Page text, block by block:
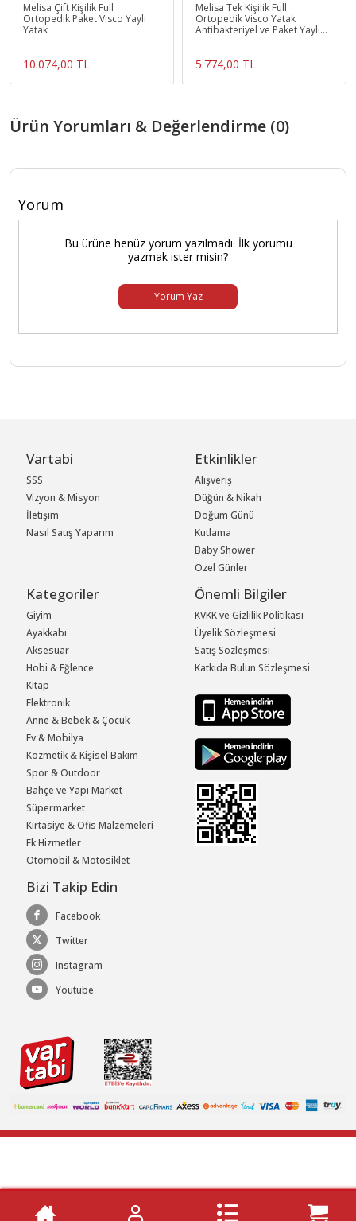
Melisa Çift Kişilik Full
Ortopedik Paket Visco Yaylı
Yatak
10.074,00 TL
Melisa Tek Kişilik Full
Ortopedik Visco Yatak
Antibakteriyel ve Paket Yaylı
5.774,00 TL
Ürün Yorumları & Değerlendirme (0)
Yorum
Bu ürüne henüz yorum yazılmadı. İlk yorumu
yazmak ister misin?
Yorum Yaz
Vartabi
SSS
Vizyon & Misyon
İletişim
Nasıl Satış Yaparım
Etkinlikler
Alışveriş
Düğün & Nikah
Doğum Günü
Kutlama
Baby Shower
Özel Günler
Kategoriler
Giyim
Ayakkabı
Aksesuar
Hobi & Eğlence
Kitap
Elektronik
Anne & Bebek & Çocuk
Ev & Mobilya
Kozmetik & Kişisel Bakım
Spor & Outdoor
Bahçe ve Yapı Market
Süpermarket
Kırtasiye & Ofis Malzemeleri
Ek Hizmetler
Otomobil & Motosiklet
Önemli Bilgiler
KVKK ve Gizlilik Politikası
Üyelik Sözleşmesi
Satış Sözleşmesi
Katkıda Bulun Sözleşmesi
Bizi Takip Edin
Facebook
Twitter
Instagram
Youtube